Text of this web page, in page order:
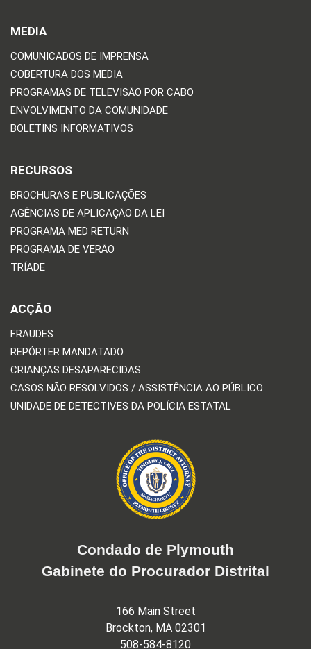
MEDIA
COMUNICADOS DE IMPRENSA
COBERTURA DOS MEDIA
PROGRAMAS DE TELEVISÃO POR CABO
ENVOLVIMENTO DA COMUNIDADE
BOLETINS INFORMATIVOS
RECURSOS
BROCHURAS E PUBLICAÇÕES
AGÊNCIAS DE APLICAÇÃO DA LEI
PROGRAMA MED RETURN
PROGRAMA DE VERÃO
TRÍADE
ACÇÃO
FRAUDES
REPÓRTER MANDATADO
CRIANÇAS DESAPARECIDAS
CASOS NÃO RESOLVIDOS / ASSISTÊNCIA AO PÚBLICO
UNIDADE DE DETECTIVES DA POLÍCIA ESTATAL
Condado de Plymouth
Gabinete do Procurador Distrital
166 Main Street
Brockton, MA 02301
508-584-8120